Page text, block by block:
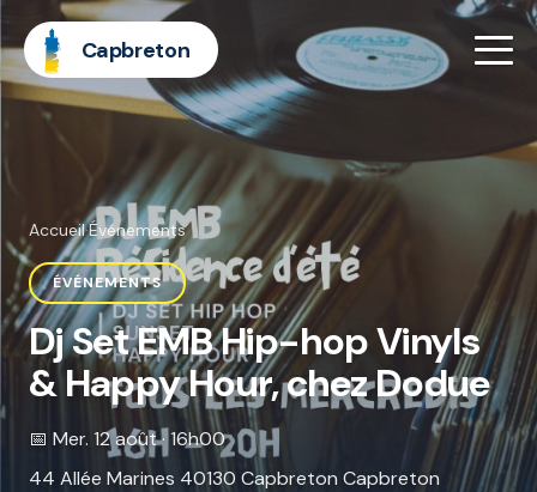
Capbreton
Accueil·Événements
ÉVÉNEMENTS
Dj Set EMB Hip-hop Vinyls
& Happy Hour, chez Dodue
📅 Mer. 12 août · 16h00
44 Allée Marines 40130 Capbreton Capbreton